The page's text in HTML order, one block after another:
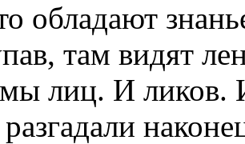
обладают
там видят
лиц. И ликов.